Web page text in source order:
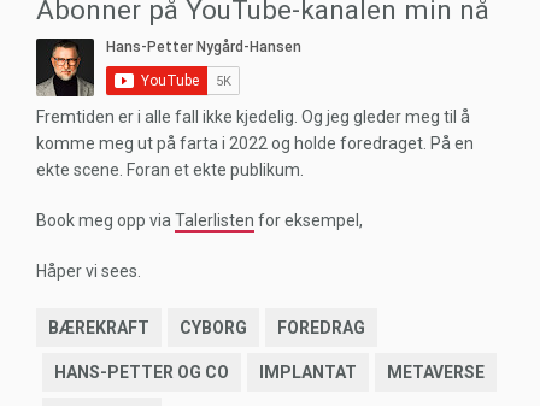
Abonner på YouTube-kanalen min nå
Fremtiden er i alle fall ikke kjedelig. Og jeg gleder meg til å
komme meg ut på farta i 2022 og holde foredraget. På en
ekte scene. Foran et ekte publikum.
Book meg opp via Talerlisten for eksempel,
Håper vi sees.
BÆREKRAFT CYBORG FOREDRAG
HANS-PETTER OG CO IMPLANTAT METAVERSE